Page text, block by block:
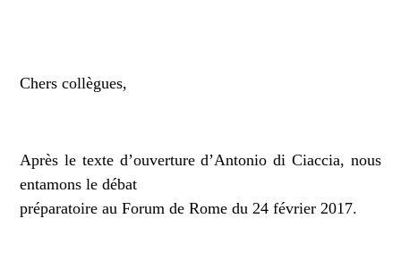
Chers collègues,
Après le texte d’ouverture d’Antonio di Ciaccia, nous
entamons le débat
préparatoire au Forum de Rome du 24 février 2017.